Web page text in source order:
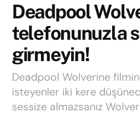
Deadpool
telefonunuzla
girmeyin!
Deadpool Wolverine
isteyenler iki kere
sessize almazsanız